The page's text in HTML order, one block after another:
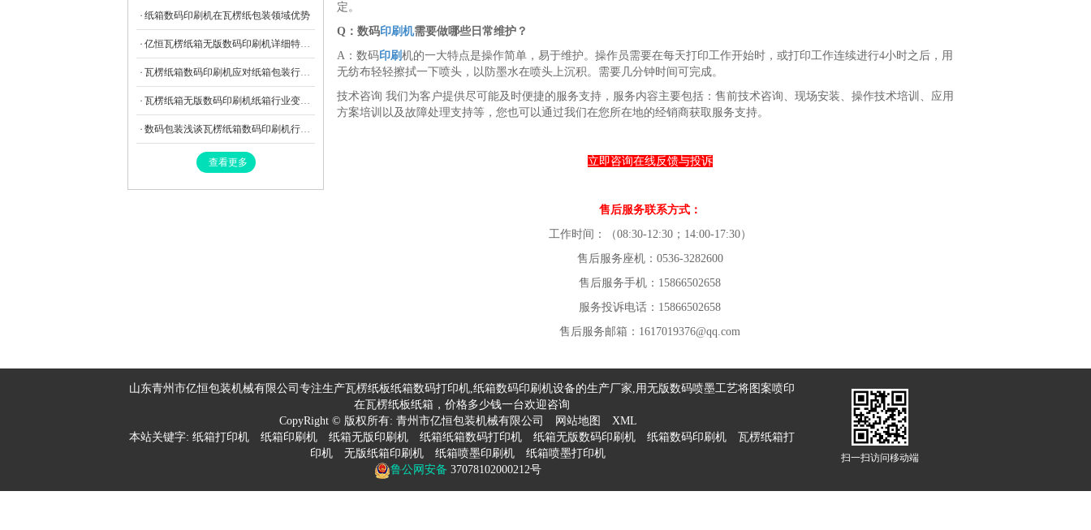
定。
Q：数码印刷机需要做哪些日常维护？
A：数码印刷机的一大特点是操作简单，易于维护。操作员需要在每天打印工作开始时，或打印工作连续进行4小时之后，用
无纺布轻轻擦拭一下喷头，以防墨水在喷头上沉积。需要几分钟时间可完成。
技术咨询 我们为客户提供尽可能及时便捷的服务支持，服务内容主要包括：售前技术咨询、现场安装、操作技术培训、应用
方案培训以及故障处理支持等，您也可以通过我们在您所在地的经销商获取服务支持。
立即咨询在线反馈与投诉
售后服务联系方式：
工作时间：（08:30-12:30；14:00-17:30）
售后服务座机：0536-3282600
售后服务手机：15866502658
服务投诉电话：15866502658
售后服务邮箱：1617019376@qq.com
纸箱数码印刷机在瓦楞纸包装领域优势
亿恒瓦楞纸箱无版数码印刷机详细特点描述
瓦楞纸箱数码印刷机应对纸箱包装行业是一个蓬勃发展的市场
瓦楞纸箱无版数码印刷机纸箱行业变革发展
数码包装浅谈瓦楞纸箱数码印刷机行业发展
查看更多
山东青州市亿恒包装机械有限公司专注生产瓦楞纸板纸箱数码打印机,纸箱数码印刷机设备的生产厂家,用无版数码喷墨工艺将图案喷印
在瓦楞纸板纸箱，价格多少钱一台欢迎咨询
CopyRight © 版权所有: 青州市亿恒包装机械有限公司 网站地图
XML
本站关键字: 纸箱打印机 纸箱印刷机 纸箱无版印刷机 纸箱纸箱数码打印机 纸箱无版数码印刷机 纸箱数码印刷机
瓦楞纸箱打
印机
无版纸箱印刷机 纸箱喷墨印刷机
纸箱喷墨打印机
鲁公网安备 37078102000212号
扫一扫访问移动端